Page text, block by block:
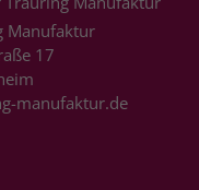
Manufaktur
17
manufaktur.de